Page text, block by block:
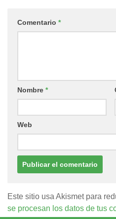
Comentario *
Nombre *
Web
Este sitio usa Akismet para
se procesan los datos de tus